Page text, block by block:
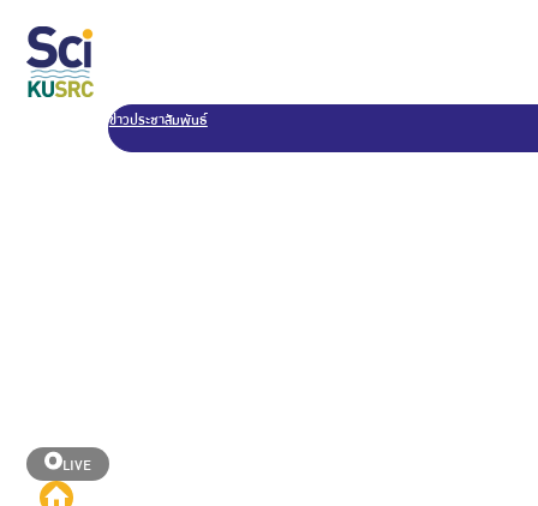
ข่าวประชาสัมพันธ์
LIVE